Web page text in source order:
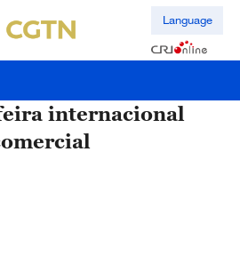
Language
internacional